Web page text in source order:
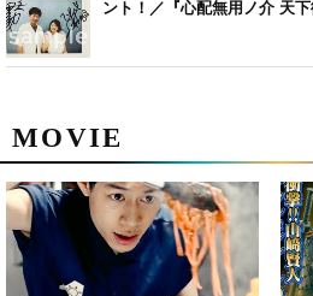
MOVIE
ント！／『心配無用ノ介 天下